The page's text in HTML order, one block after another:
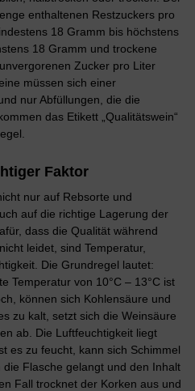
enthaltenen Restzuckers pro
18 Gramm bis höchstens
18 Gramm und trockene
Zucker pro Liter
müssen sich einer
nur Abfüllungen, die die
das Etikett „Qualitätswein“
Faktor
nur auf Rebsorte und
auf die richtige Lagerung der
dass die Qualität während
leidet, sind Temperatur,
Die Grundregel lautet:
Temperatur von 10°C – 13°C ist
können sich Kohlensäure und
zu kalt, setzt sich die Weinsäure
ab. Die Luftfeuchtigkeit liegt
es zu feucht, kann sich Schimmel
Flasche gelangt und den Inhalt
Fall trocknet der Korken aus und